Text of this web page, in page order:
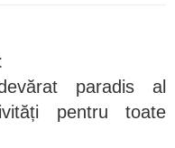
paradis al
pentru toate